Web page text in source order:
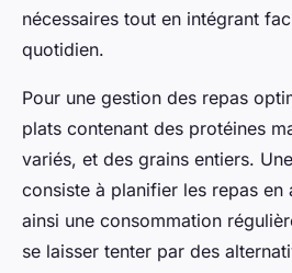
nécessaires tout en intégrant
quotidien.
Pour une gestion des repas
plats contenant des protéines
variés, et des grains entiers.
consiste à planifier les repas en
ainsi une consommation
se laisser tenter par des